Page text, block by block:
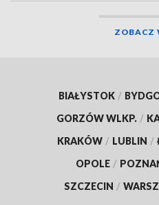
ZOBACZ
BIAŁYSTOK /
GORZÓW WLKP. /
KRAKÓW / LUBLIN /
OPOLE /
SZCZECIN /